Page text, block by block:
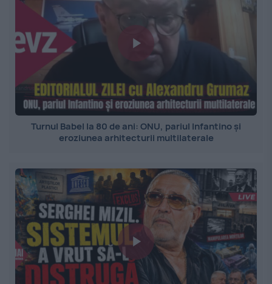
Turnul Babel la 80 de ani: ONU, pariul Infantino și
eroziunea arhitecturii multilaterale